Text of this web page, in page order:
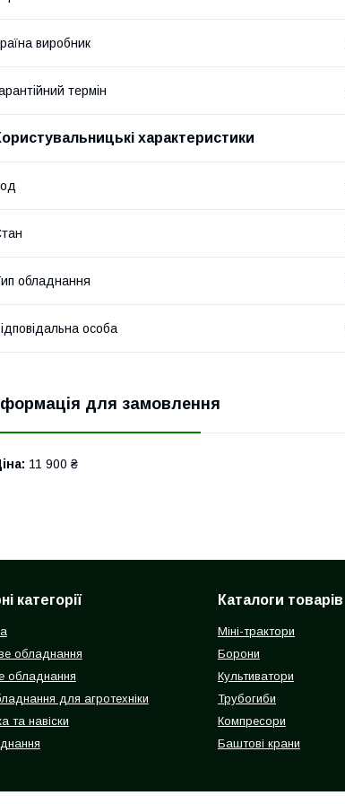
виробник
термін
характеристики
обладнання
особа
для замовлення
11 900 ₴
категорії
обладнання
обладнання
для агротехніки
та навіски
Каталоги товарів
Міні-трактори
Борони
Культиватори
Трубогиби
Компресори
Баштові крани